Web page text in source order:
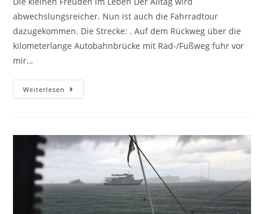
abwechslungsreicher. Nun ist auch die Fahrradtour
dazugekommen. Die Strecke: . Auf dem Rückweg über die
kilometerlange Autobahnbrücke mit Rad-/Fußweg fuhr vor
mir…
Weiterlesen